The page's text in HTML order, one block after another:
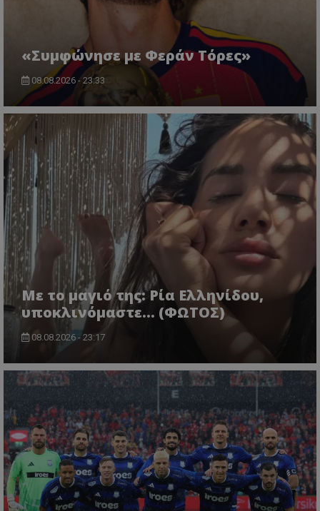
«Συμφώνησε με Φεράν Τόρες»
08.08.2026 - 23:33
Με το μαγιό της: Ρία Ελληνίδου,
υποκλινόμαστε… (ΦΩΤΟΣ)
08.08.2026 - 23:17